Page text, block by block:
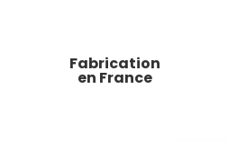
Fabrication
en France